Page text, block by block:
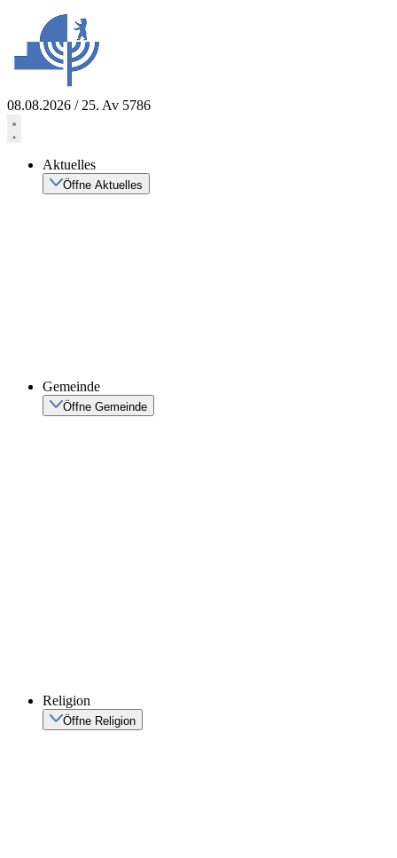
springen
08.08.2026 / 25. Av 5786
Aktuelles
Öffne Aktuelles
Gemeinde
Öffne Gemeinde
Religion
Öffne Religion